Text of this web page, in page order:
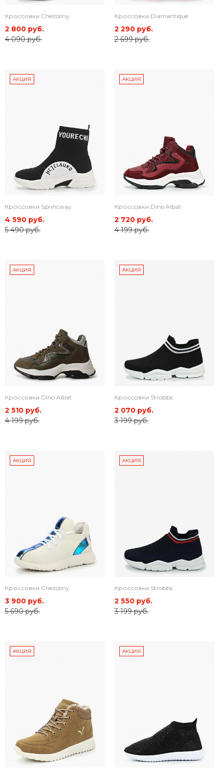
Кроссовки Chezoliny
2 800 руб.
4 090 руб.
Кроссовки Diamantique
2 290 руб.
2 699 руб.
АКЦИЯ
Кроссовки Sprincway
4 590 руб.
5 490 руб.
АКЦИЯ
Кроссовки Dino Albat
2 720 руб.
4 199 руб.
АКЦИЯ
Кроссовки Dino Albat
2 510 руб.
4 199 руб.
АКЦИЯ
Кроссовки Strobbs
2 070 руб.
3 199 руб.
АКЦИЯ
Кроссовки Chezoliny
3 900 руб.
5 690 руб.
АКЦИЯ
Кроссовки Strobbs
2 550 руб.
3 199 руб.
АКЦИЯ АКЦИЯ